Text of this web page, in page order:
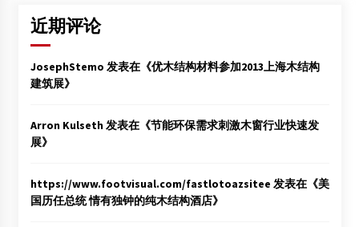
近期评论
JosephStemo 发表在《优木结构材料参加2013上海木结构
建筑展》
Arron Kulseth发表在《节能环保需求刺激木窗行业快速发
展》
https://www.footvisual.com/fastlotoazsitee 发表在《美
国历任总统 情有独钟的纯木结构酒店》